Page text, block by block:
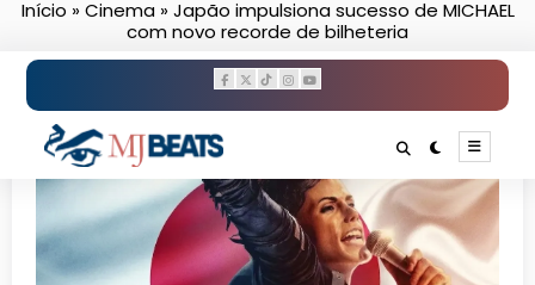
PularInício »Cinema»Japão impulsiona sucesso de MICHAEL
com novo recorde de bilheteria